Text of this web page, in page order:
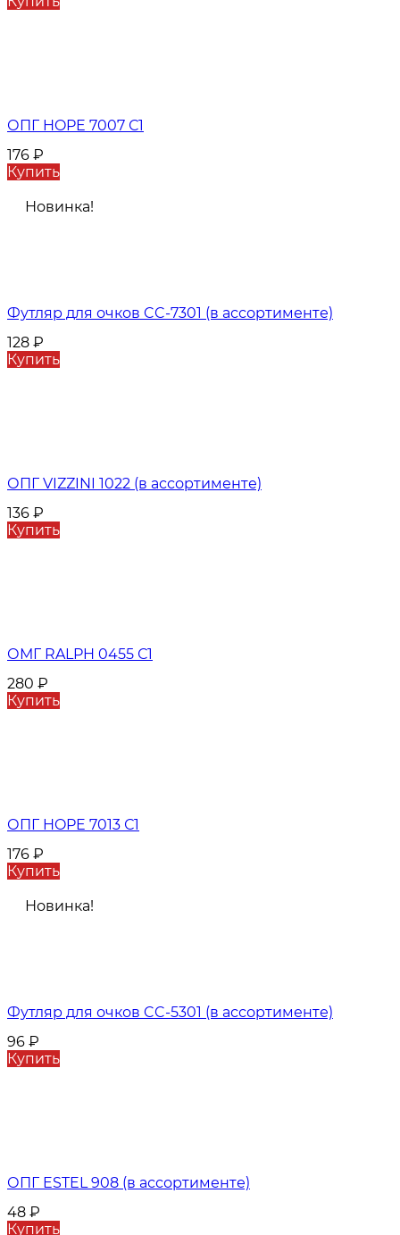
ОПГ HOPE 7007 С1
176 ₽
Купить
Новинка!
Футляр для очков CC-7301 (в ассортименте)
128 ₽
Купить
ОПГ VIZZINI 1022 (в ассортименте)
136 ₽
Купить
ОМГ RALPH 0455 С1
280 ₽
Купить
ОПГ HOPE 7013 С1
176 ₽
Купить
Новинка!
Футляр для очков CC-5301 (в ассортименте)
96 ₽
Купить
ОПГ ESTEL 908 (в ассортименте)
48 ₽
Купить